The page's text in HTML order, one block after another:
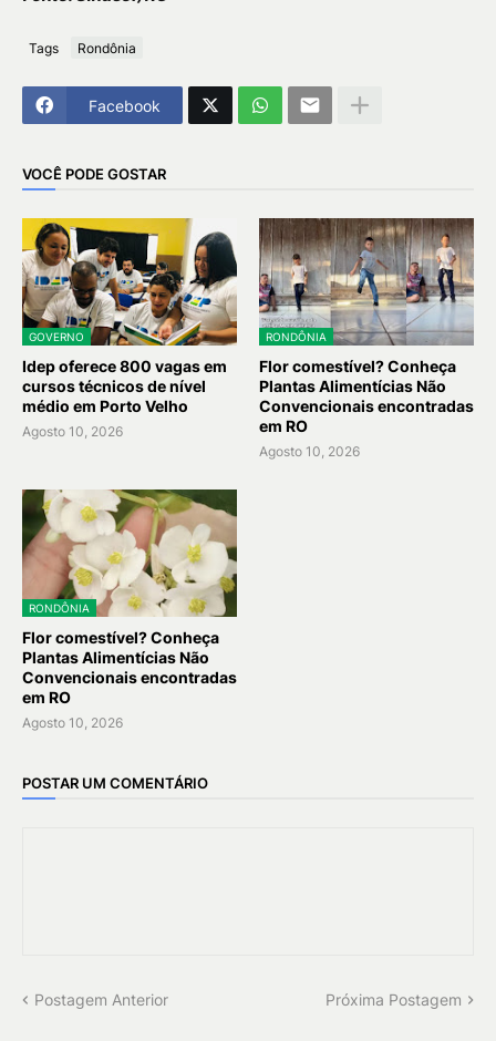
Tags Rondônia
Facebook
VOCÊ PODE GOSTAR
GOVERNO
Idep oferece 800 vagas em
cursos técnicos de nível
médio em Porto Velho
Agosto 10, 2026
RONDÔNIA
Flor comestível? Conheça
Plantas Alimentícias Não
Convencionais encontradas
em RO
Agosto 10, 2026
RONDÔNIA
Flor comestível? Conheça
Plantas Alimentícias Não
Convencionais encontradas
em RO
Agosto 10, 2026
POSTAR UM COMENTÁRIO
Postagem Anterior Próxima Postagem